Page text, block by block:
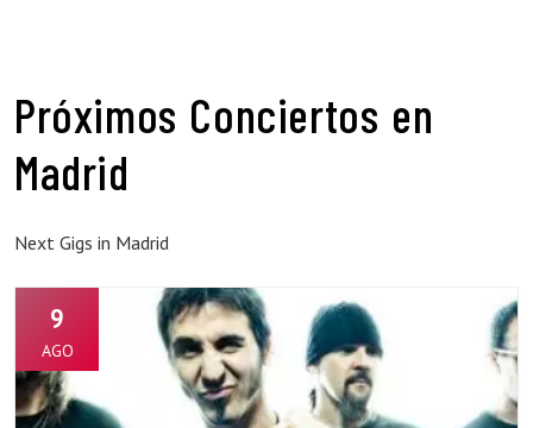
Próximos Conciertos en
Madrid
Next Gigs in Madrid
9
AGO